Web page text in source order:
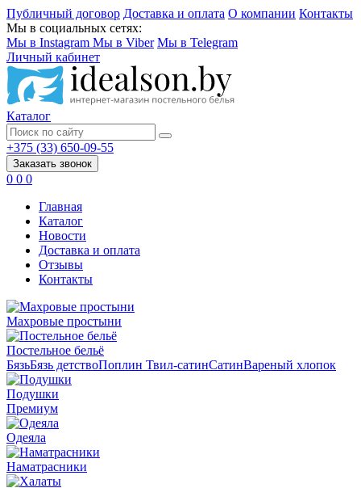
Публичный договор Доставка и оплата О компании Контакты
Мы в социальных сетях:
Мы в Instagram Мы в Viber Мы в Telegram
Личный кабинет
Каталог
+375 (33) 650-09-55
Заказать звонок
0 0 0
Главная
Каталог
Новости
Доставка и оплата
Отзывы
Контакты
Махровые простыни
Постельное бельё
БязьБязь детствоПоплин Твил-сатинСатинВареный хлопок
Подушки
Премиум
Одеяла
Наматрасники